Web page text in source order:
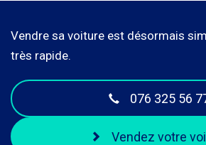
Vendre sa voiture est désormais
très rapide.
076 325 56
Vendez votre